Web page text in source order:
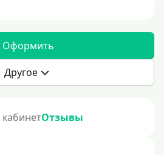
Оформить
Другое
Отзывы